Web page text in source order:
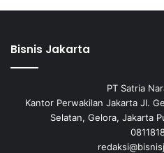
Bisnis Jakarta
PT Satria
Kantor Perwakilan Jakarta Jl.
Selatan, Gelora, Jakarta